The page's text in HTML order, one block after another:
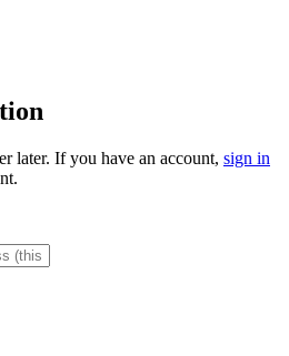
later. If you have an account, sign in